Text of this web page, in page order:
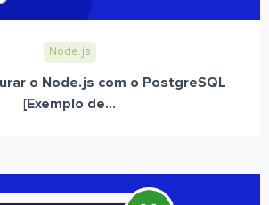
Node.js
o Node.js com o PostgreSQL
[Exemplo de...